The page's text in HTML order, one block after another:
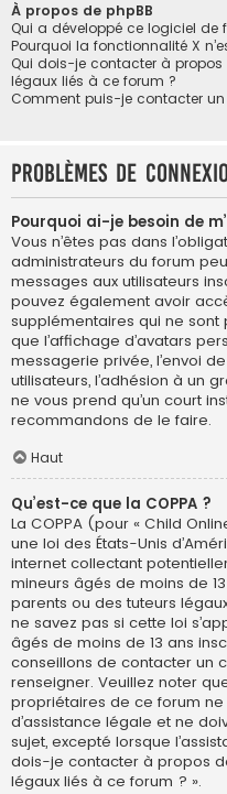
À propos de phpBB
Qui a développé ce logiciel de
Pourquoi la fonctionnalité X
Qui dois-je contacter à propos
légaux liés à ce forum ?
Comment puis-je contacter
Problèmes de
Pourquoi ai-je besoin de
Vous n’êtes pas dans
administrateurs du forum
messages aux utilisateurs
pouvez également avoir
supplémentaires qui ne sont
que l’affichage d’avatars
messagerie privée, l’envoi
utilisateurs, l’adhésion à un
ne vous prend qu’un court
recommandons de le faire.
Haut
Qu’est-ce que la COPPA ?
La COPPA (pour « Child
une loi des États-Unis
internet collectant
mineurs âgés de moins de
parents ou des tuteurs
ne savez pas si cette loi
âgés de moins de 13 ans
conseillons de contacter un
renseigner. Veuillez noter
propriétaires de ce forum
d’assistance légale et ne
sujet, excepté lorsque
dois-je contacter à propos
légaux liés à ce forum ? ».